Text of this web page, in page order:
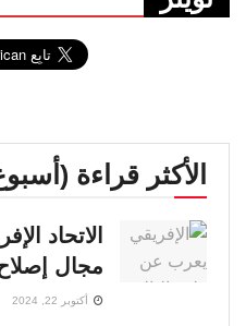
الأكثر قراءة
الاتحاد
مجال
أكتوبر 22, 2024